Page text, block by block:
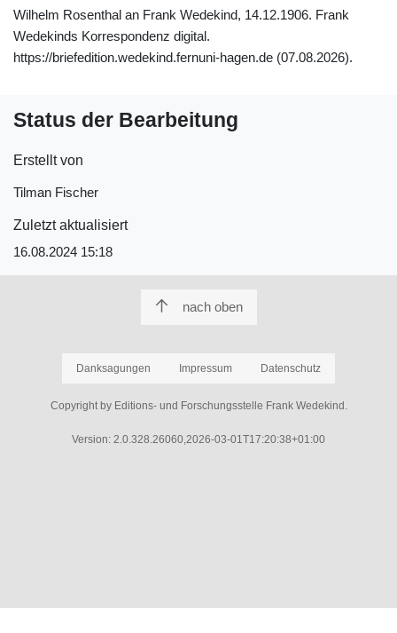
Wilhelm Rosenthal an Frank Wedekind, 14.12.1906. Frank
Wedekinds Korrespondenz digital.
https://briefedition.wedekind.fernuni-hagen.de (07.08.2026).
Status der Bearbeitung
Erstellt von
Tilman Fischer
Zuletzt aktualisiert
16.08.2024 15:18
nach oben
Danksagungen Impressum Datenschutz
Copyright by Editions- und Forschungsstelle Frank Wedekind.
Version: 2.0.328.26060,2026-03-01T17:20:38+01:00